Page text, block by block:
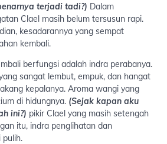
terjadi tadi?) Dalam
Clael masih belum tersusun rapi.
kesadarannya yang sempat
kembali.
berfungsi adalah indra perabanya.
sangat lembut, empuk, dan hangat
kepalanya. Aroma wangi yang
di hidungnya. (Sejak kapan aku
ini?) pikir Clael yang masih setengah
itu, indra penglihatan dan
pulih.